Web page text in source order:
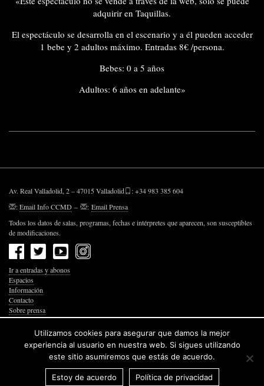
adquirir en Taquillas.
El espectáculo se desarrolla en el escenario y a él pueden acceder
1 bebe y 2 adultos máximo. Entradas 8€ /persona.
Bebes: 0 a 5 años
Adultos: 6 años en adelante»
Av. Real Valladolid, 2 – 47015 Valladolid
: +34 983 385 604
:Email Info CCMD – : Email Prensa
Todos los datos de salas, programas, fechas e intérpretes que aparecen, son susceptibles
de modificaciones.
Ir a entradas y abonos
Espacios
Información
Contacto
Sobre prensa
Política de Privacidad
Política de Cookies
Accesibilidad Web
Utilizamos cookies para asegurar que damos la mejor
experiencia al usuario en nuestra web. Si sigues utilizando
este sitio asumiremos que estás de acuerdo.
Estoy de acuerdo Política de privacidad